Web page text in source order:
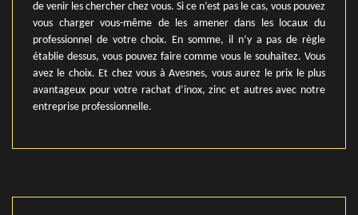
de venir les chercher chez vous. Si ce n’est pas le cas, vous pouvez
vous charger vous-même de les amener dans les locaux du
professionnel de votre choix. En somme, il n’y a pas de règle
établie dessus, vous pouvez faire comme vous le souhaitez. Vous
avez le choix. Et chez vous à Avesnes, vous aurez le prix le plus
avantageux pour votre rachat d’inox, zinc et autres avec notre
entreprise professionnelle.